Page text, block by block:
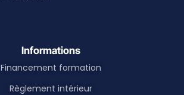
Informations
Financement formation
Règlement intérieur